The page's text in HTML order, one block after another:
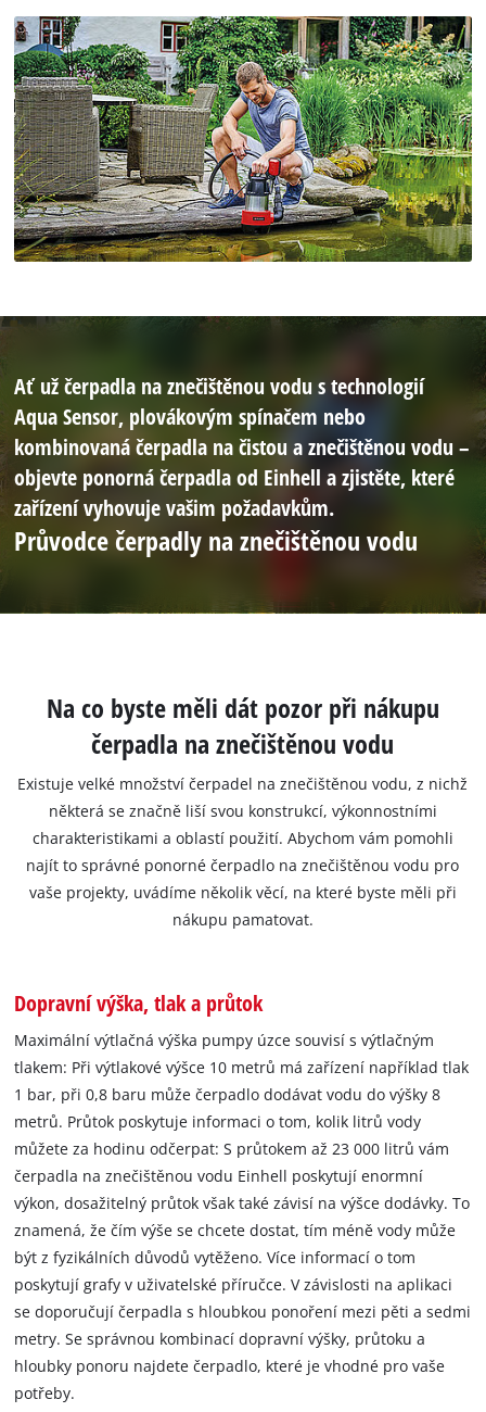
Ať už čerpadla na znečištěnou vodu s technologií
Aqua Sensor, plovákovým spínačem nebo
kombinovaná čerpadla na čistou a znečištěnou vodu –
objevte ponorná čerpadla od Einhell a zjistěte, které
zařízení vyhovuje vašim požadavkům.
Průvodce čerpadly na znečištěnou vodu
Na co byste měli dát pozor při nákupu
čerpadla na znečištěnou vodu
Existuje velké množství čerpadel na znečištěnou vodu, z nichž
některá se značně liší svou konstrukcí, výkonnostními
charakteristikami a oblastí použití. Abychom vám pomohli
najít to správné ponorné čerpadlo na znečištěnou vodu pro
vaše projekty, uvádíme několik věcí, na které byste měli při
nákupu pamatovat.
Dopravní výška, tlak a průtok
Maximální výtlačná výška pumpy úzce souvisí s výtlačným
tlakem: Při výtlakové výšce 10 metrů má zařízení například tlak
1 bar, při 0,8 baru může čerpadlo dodávat vodu do výšky 8
metrů. Průtok poskytuje informaci o tom, kolik litrů vody
můžete za hodinu odčerpat: S průtokem až 23 000 litrů vám
čerpadla na znečištěnou vodu Einhell poskytují enormní
výkon, dosažitelný průtok však také závisí na výšce dodávky. To
znamená, že čím výše se chcete dostat, tím méně vody může
být z fyzikálních důvodů vytěženo. Více informací o tom
poskytují grafy v uživatelské příručce. V závislosti na aplikaci
se doporučují čerpadla s hloubkou ponoření mezi pěti a sedmi
metry. Se správnou kombinací dopravní výšky, průtoku a
hloubky ponoru najdete čerpadlo, které je vhodné pro vaše
potřeby.